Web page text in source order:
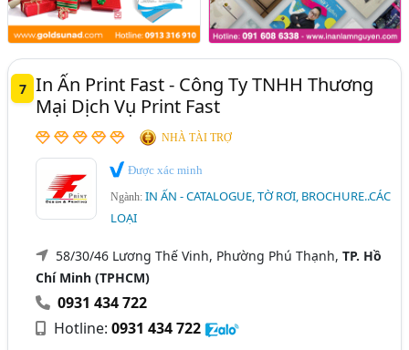
7 In Ấn Print Fast - Công Ty TNHH Thương
Mại Dịch Vụ Print Fast
NHÀ TÀI TRỢ
Được xác minh
Ngành:IN ẤN - CATALOGUE, TỜ RƠI, BROCHURE..CÁC
LOẠI
58/30/46 Lương Thế Vinh, Phường Phú Thạnh,TP. Hồ
Chí Minh (TPHCM)
0931 434 722
Hotline:0931 434 722